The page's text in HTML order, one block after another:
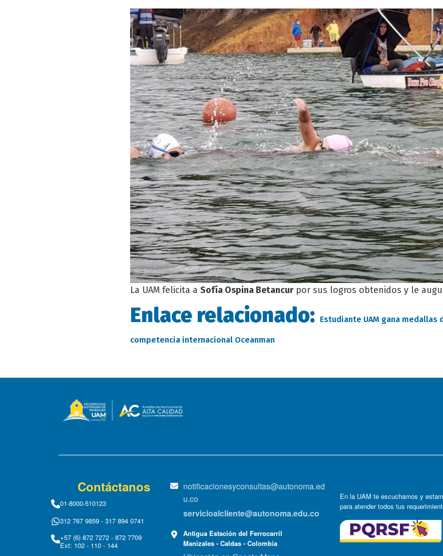
La UAM felicita a Sofía Ospina Betancur por sus logros obtenidos y le
Enlace relacionado: Estudiante UAM gana medallas
competencia internacional Oceanman
Contáctanos
01-8000-510123
312 767 9859 - 317 894 0741
+57 (6) 872 7272 - 872 7709
Ext: 102 - 110 - 144
notificacionesyconsultas@autonoma.ed
u.co
servicioalcliente@autonoma.edu.co
Antigua Estación del Ferrocarril
Manizales - Caldas - Colombia
En la UAM te escuchamos y
para atender todos tus